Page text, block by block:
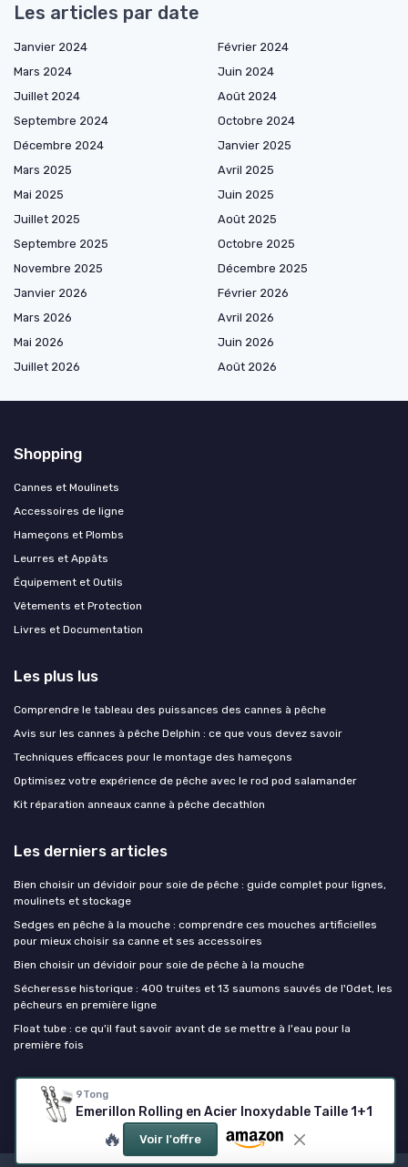
9Tong
Emerillon Rolling en Acier Inoxydable Taille 1+1
🔥 Voir l'offre
Les articles par date
Janvier 2024
Février 2024
Mars 2024
Juin 2024
Juillet 2024
Août 2024
Septembre 2024
Octobre 2024
Décembre 2024
Janvier 2025
Mars 2025
Avril 2025
Mai 2025
Juin 2025
Juillet 2025
Août 2025
Septembre 2025
Octobre 2025
Novembre 2025
Décembre 2025
Janvier 2026
Février 2026
Mars 2026
Avril 2026
Mai 2026
Juin 2026
Juillet 2026
Août 2026
Shopping
Cannes et Moulinets
Accessoires de ligne
Hameçons et Plombs
Leurres et Appâts
Équipement et Outils
Vêtements et Protection
Livres et Documentation
Les plus lus
Comprendre le tableau des puissances des cannes à pêche
Avis sur les cannes à pêche Delphin : ce que vous devez savoir
Techniques efficaces pour le montage des hameçons
Optimisez votre expérience de pêche avec le rod pod salamander
Kit réparation anneaux canne à pêche decathlon
Les derniers articles
Bien choisir un dévidoir pour soie de pêche : guide complet pour lignes,
moulinets et stockage
Sedges en pêche à la mouche : comprendre ces mouches artificielles
pour mieux choisir sa canne et ses accessoires
Bien choisir un dévidoir pour soie de pêche à la mouche
Sécheresse historique : 400 truites et 13 saumons sauvés de l'Odet, les
pêcheurs en première ligne
Float tube : ce qu'il faut savoir avant de se mettre à l'eau pour la
première fois
Canne à peche